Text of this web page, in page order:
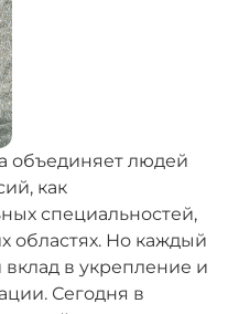
объединяет людей
как
специальностей,
областях. Но каждый
в укрепление и
Сегодня в